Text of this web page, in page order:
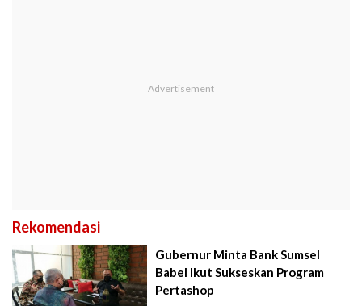
Rekomendasi
Gubernur Minta Bank Sumsel
Babel Ikut Sukseskan Program
Pertashop